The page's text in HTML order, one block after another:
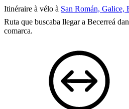
Itinéraire à vélo à San Román, Galice,
Ruta que buscaba llegar a Becerreá
comarca.